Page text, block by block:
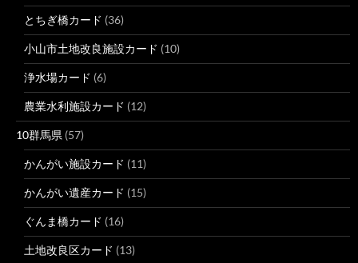
とちぎ橋カード (36)
小山市土地改良施設カード (10)
浄水場カード (6)
農業水利施設カード (12)
10群馬県 (57)
かんがい施設カード (11)
かんがい遺産カード (15)
ぐんま橋カード (16)
土地改良区カード (13)